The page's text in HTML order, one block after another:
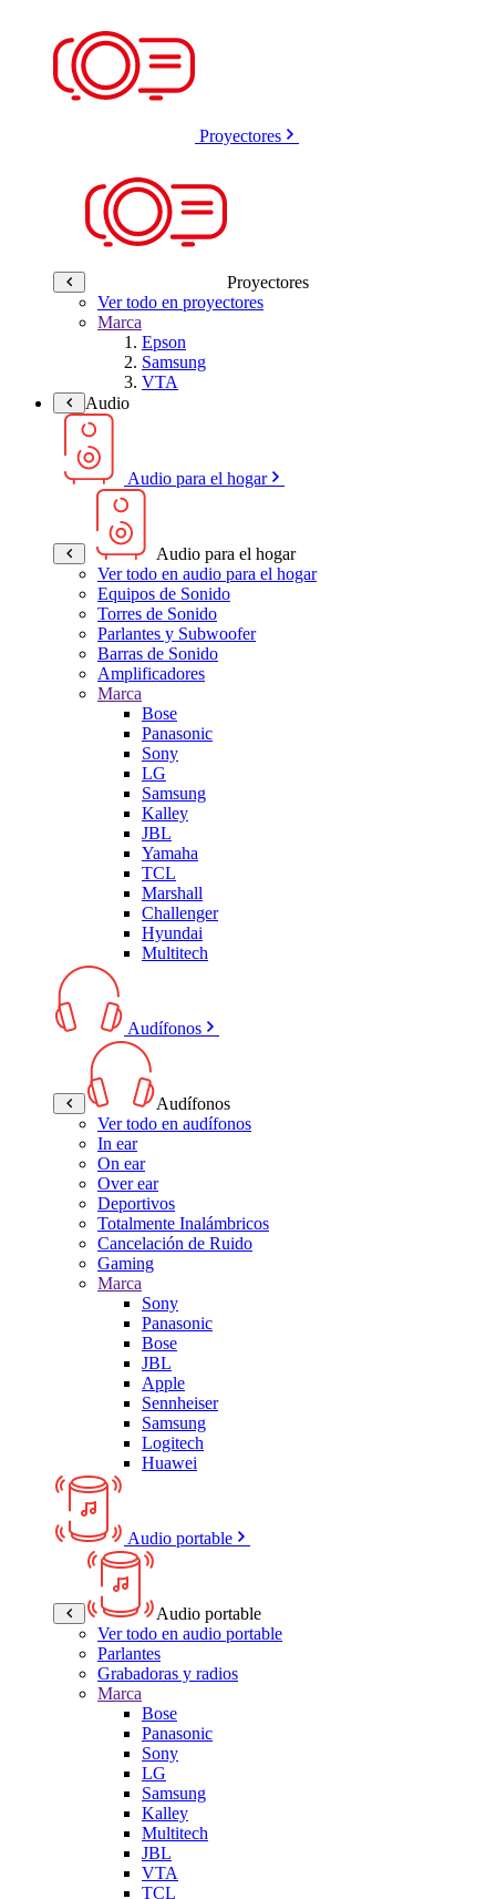
Proyectores
Proyectores
Ver todo en proyectores
Marca
Epson
Samsung
VTA
Audio
Audio para el hogar
Audio para el hogar
Ver todo en audio para el hogar
Equipos de Sonido
Torres de Sonido
Parlantes y Subwoofer
Barras de Sonido
Amplificadores
Marca
Bose
Panasonic
Sony
LG
Samsung
Kalley
JBL
Yamaha
TCL
Marshall
Challenger
Hyundai
Multitech
Audífonos
Audífonos
Ver todo en audífonos
In ear
On ear
Over ear
Deportivos
Totalmente Inalámbricos
Cancelación de Ruido
Gaming
Marca
Sony
Panasonic
Bose
JBL
Apple
Sennheiser
Samsung
Logitech
Huawei
Audio portable
Audio portable
Ver todo en audio portable
Parlantes
Grabadoras y radios
Marca
Bose
Panasonic
Sony
LG
Samsung
Kalley
Multitech
JBL
VTA
TCL